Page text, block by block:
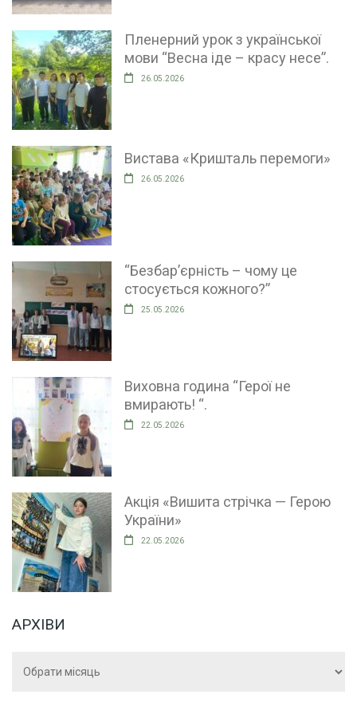
Пленерний урок з української
мови “Весна іде – красу несе”.
26.05.2026
Вистава «Кришталь перемоги»
26.05.2026
“Безбар’єрність – чому це
стосується кожного?”
25.05.2026
Виховна година “Герої не
вмирають! “.
22.05.2026
Акція «Вишита стрічка — Герою
України»
22.05.2026
АРХІВИ